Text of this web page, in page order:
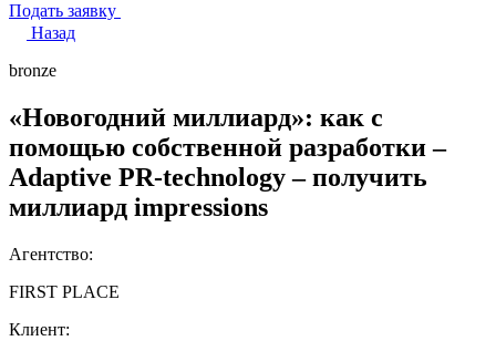
Подать заявку
Назад
bronze
«Новогодний миллиард»: как с
помощью собственной разработки –
Adaptive PR-technology – получить
миллиард impressions
Агентство:
FIRST PLACE
Клиент: